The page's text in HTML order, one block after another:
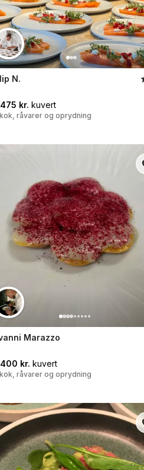
N.
kr. kuvert
råvarer og oprydning
Marazzo
kr. kuvert
råvarer og oprydning